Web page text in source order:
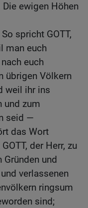
ewigen Höhen
spricht GOTT,
man euch
euch
übrigen Völkern
weil ihr ins
und zum
seid —
das Wort
der Herr, zu
Gründen und
verlassenen
ringsum
sind;